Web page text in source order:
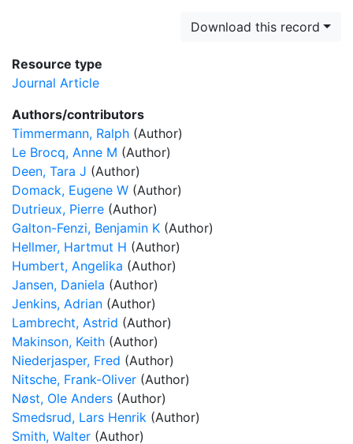
Download this record
Resource type
Journal Article
Authors/contributors
Timmermann, Ralph (Author)
Le Brocq, Anne M (Author)
Deen, Tara J (Author)
Domack, Eugene W (Author)
Dutrieux, Pierre (Author)
Galton-Fenzi, Benjamin K (Author)
Hellmer, Hartmut H (Author)
Humbert, Angelika (Author)
Jansen, Daniela (Author)
Jenkins, Adrian (Author)
Lambrecht, Astrid (Author)
Makinson, Keith (Author)
Niederjasper, Fred (Author)
Nitsche, Frank-Oliver (Author)
Nøst, Ole Anders (Author)
Smedsrud, Lars Henrik (Author)
Smith, Walter (Author)